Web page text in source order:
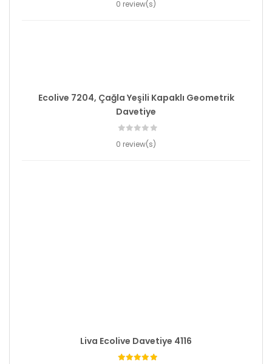
0 review(s)
Ecolive 7204, Çağla Yeşili Kapaklı Geometrik
Davetiye
0 review(s)
Liva Ecolive Davetiye 4116